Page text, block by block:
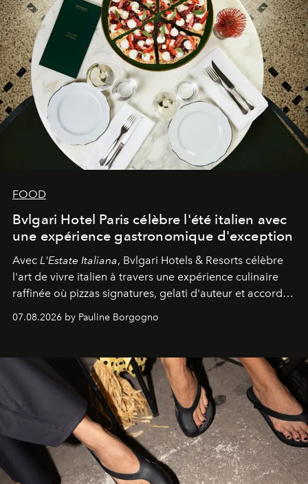
FOOD
Bvlgari Hotel Paris célèbre l'été italien avec
une expérience gastronomique d'exception
Avec L'Estate Italiana, Bvlgari Hotels & Resorts célèbre
l'art de vivre italien à travers une expérience culinaire
raffinée où pizzas signatures, gelati d'auteur et accords
07.08.2026 by Pauline Borgogno